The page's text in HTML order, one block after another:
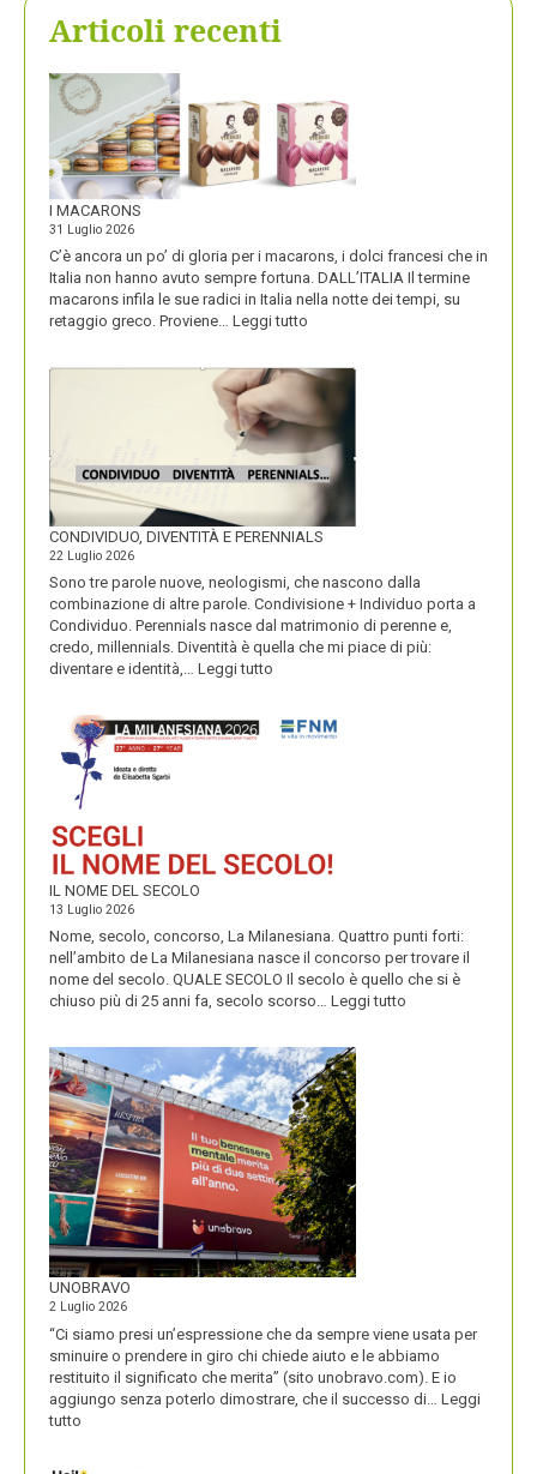
Articoli recenti
I MACARONS
31 Luglio 2026
C’è ancora un po’ di gloria per i macarons, i dolci francesi che in
Italia non hanno avuto sempre fortuna. DALL’ITALIA Il termine
macarons infila le sue radici in Italia nella notte dei tempi, su
retaggio greco. Proviene… Leggi tutto
MACARONS
CONDIVIDUO, DIVENTITÀ E PERENNIALS
22 Luglio 2026
Sono tre parole nuove, neologismi, che nascono dalla
combinazione di altre parole. Condivisione + Individuo porta a
Condividuo. Perennials nasce dal matrimonio di perenne e,
credo, millennials. Diventità è quella che mi piace di più:
diventare e identità,… Leggi tutto
E
IL NOME DEL SECOLO
13 Luglio 2026
Nome, secolo, concorso, La Milanesiana. Quattro punti forti:
nell’ambito de La Milanesiana nasce il concorso per trovare il
nome del secolo. QUALE SECOLO Il secolo è quello che si è
chiuso più di 25 anni fa, secolo scorso… Leggi tutto
UNOBRAVO
2 Luglio 2026
“Ci siamo presi un’espressione che da sempre viene usata per
sminuire o prendere in giro chi chiede aiuto e le abbiamo
restituito il significato che merita” (sito unobravo.com). E io
aggiungo senza poterlo dimostrare, che il successo di… Leggi
tutto